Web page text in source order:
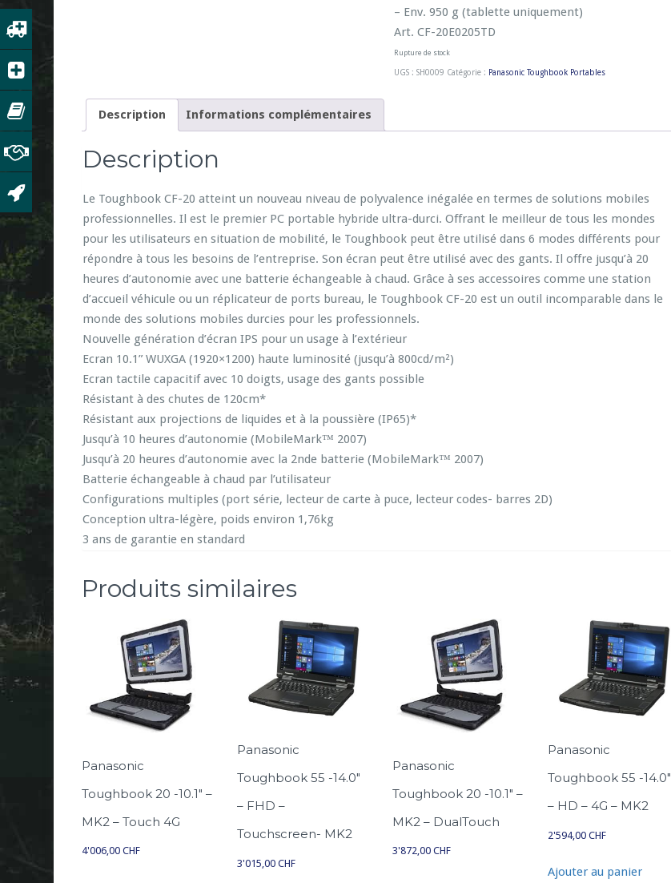
– Env. 950 g (tablette uniquement)
Art. CF-20E0205TD
Rupture de stock
UGS : SH0009 Catégorie : Panasonic Toughbook Portables
Description Informations complémentaires
Description
Le Toughbook CF-20 atteint un nouveau niveau de polyvalence inégalée en termes de solutions mobiles
professionnelles. Il est le premier PC portable hybride ultra-durci. Offrant le meilleur de tous les mondes
pour les utilisateurs en situation de mobilité, le Toughbook peut être utilisé dans 6 modes différents pour
répondre à tous les besoins de l’entreprise. Son écran peut être utilisé avec des gants. Il offre jusqu’à 20
heures d’autonomie avec une batterie échangeable à chaud. Grâce à ses accessoires comme une station
d’accueil véhicule ou un réplicateur de ports bureau, le Toughbook CF-20 est un outil incomparable dans le
monde des solutions mobiles durcies pour les professionnels.
Nouvelle génération d’écran IPS pour un usage à l’extérieur
Ecran 10.1” WUXGA (1920×1200) haute luminosité (jusqu’à 800cd/m²)
Ecran tactile capacitif avec 10 doigts, usage des gants possible
Résistant à des chutes de 120cm*
Résistant aux projections de liquides et à la poussière (IP65)*
Jusqu’à 10 heures d’autonomie (MobileMark™ 2007)
Jusqu’à 20 heures d’autonomie avec la 2nde batterie (MobileMark™ 2007)
Batterie échangeable à chaud par l’utilisateur
Configurations multiples (port série, lecteur de carte à puce, lecteur codes- barres 2D)
Conception ultra-légère, poids environ 1,76kg
3 ans de garantie en standard
Produits similaires
Panasonic
Toughbook 20 -10.1″ –
MK2 – Touch 4G
4'006,00 CHF
Panasonic
Toughbook 55 -14.0″
– FHD –
Touchscreen- MK2
3'015,00 CHF
Panasonic
Toughbook 20 -10.1″ –
MK2 – DualTouch
3'872,00 CHF
Panasonic
Toughbook 55 -14.0″
– HD – 4G – MK2
2'594,00 CHF
Ajouter au panier